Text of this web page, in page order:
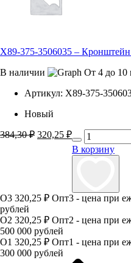
Х89-375-3506035 –
В наличии
От 4 до 10
Артикул: Х89-375-
Новый
384,30₽ Первоначальная
составляла
320,25 ₽ Текущая
цена:
320,25 ₽.
В корзину
О3 320,25 ₽ Опт3 - цена при
рублей
О2 320,25 ₽ Опт2 - цена при
500 000 рублей
О1 320,25 ₽ Опт1 - цена при
300 000 рублей